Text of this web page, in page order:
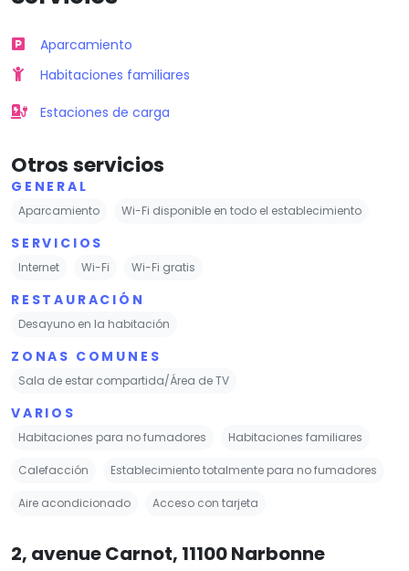
Aparcamiento
Habitaciones familiares
Estaciones de carga
Otros servicios
GENERAL
Aparcamiento Wi-Fi disponible en todo el establecimiento
SERVICIOS
Internet Wi-Fi Wi-Fi gratis
RESTAURACIÓN
Desayuno en la habitación
ZONAS COMUNES
Sala de estar compartida/Área de TV
VARIOS
Habitaciones para no fumadores Habitaciones familiares
Calefacción Establecimiento totalmente para no fumadores
Aire acondicionado Acceso con tarjeta
2, avenue Carnot, 11100 Narbonne